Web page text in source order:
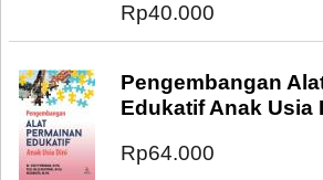
Rp40.000
Pengembangan
Edukatif Anak Usia
Rp64.000